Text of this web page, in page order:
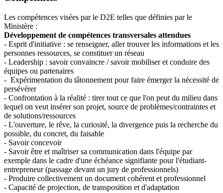
Les compétences visées par le D2E telles que définies par le
Ministère :
Développement de compétences transversales attendues
- Esprit d'initiative : se renseigner, aller trouver les informations et les
personnes ressources, se constituer un réseau
- Leadership : savoir convaincre / savoir mobiliser et conduire des
équipes ou partenaires
- Expérimentation du tâtonnement pour faire émerger la nécessité de
persévérer
- Confrontation à la réalité : tirer tout ce que l'on peut du milieu dans
lequel on veut insérer son projet, source de problèmes/contraintes et
de solutions/ressources
- L'ouverture, le rêve, la curiosité, la divergence puis la recherche du
possible, du concret, du faisable
- Savoir concevoir
- Savoir être et maîtriser sa communication dans l'équipe par
exemple dans le cadre d'une échéance signifiante pour l'étudiant-
entrepreneur (passage devant un jury de professionnels)
- Produire collectivement un document cohérent et professionnel
- Capacité de projection, de transposition et d'adaptation